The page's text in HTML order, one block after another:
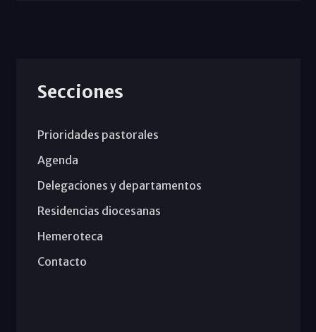
Secciones
Prioridades pastorales
Agenda
Delegaciones y departamentos
Residencias diocesanas
Hemeroteca
Contacto